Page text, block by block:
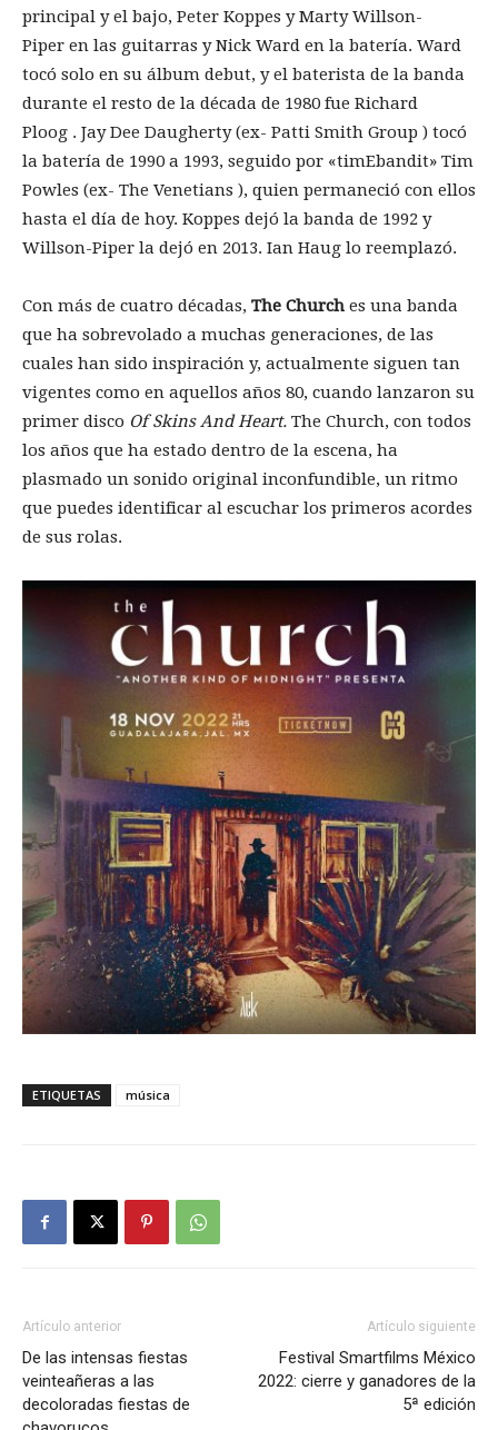
principal y el bajo, Peter Koppes y Marty Willson-
Piper en las guitarras y Nick Ward en la batería. Ward
tocó solo en su álbum debut, y el baterista de la banda
durante el resto de la década de 1980 fue Richard
Ploog . Jay Dee Daugherty (ex- Patti Smith Group ) tocó
la batería de 1990 a 1993, seguido por «timEbandit» Tim
Powles (ex- The Venetians ), quien permaneció con ellos
hasta el día de hoy. Koppes dejó la banda de 1992 y
Willson-Piper la dejó en 2013. Ian Haug lo reemplazó.
Con más de cuatro décadas, The Church es una banda
que ha sobrevolado a muchas generaciones, de las
cuales han sido inspiración y, actualmente siguen tan
vigentes como en aquellos años 80, cuando lanzaron su
primer disco Of Skins And Heart. The Church, con todos
los años que ha estado dentro de la escena, ha
plasmado un sonido original inconfundible, un ritmo
que puedes identificar al escuchar los primeros acordes
de sus rolas.
ETIQUETAS música
Artículo anterior
De las intensas fiestas
veinteañeras a las
decoloradas fiestas de
Artículo siguiente
Festival Smartfilms México
2022: cierre y ganadores de la
5ª edición